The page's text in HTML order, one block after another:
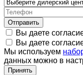
Отправить
Вы даете
Вы даете
Мы используем
данных можно в
Принять